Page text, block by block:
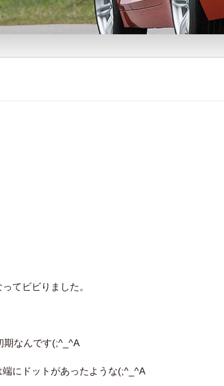
てビビりました。
期なんです(;^_^A
にドットがあったような(;^_^A